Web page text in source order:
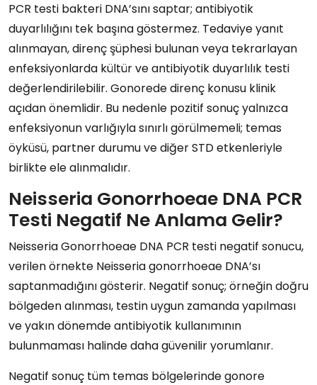
PCR testi bakteri DNA’sını saptar; antibiyotik
duyarlılığını tek başına göstermez. Tedaviye yanıt
alınmayan, direnç şüphesi bulunan veya tekrarlayan
enfeksiyonlarda kültür ve antibiyotik duyarlılık testi
değerlendirilebilir. Gonorede direnç konusu klinik
açıdan önemlidir. Bu nedenle pozitif sonuç yalnızca
enfeksiyonun varlığıyla sınırlı görülmemeli; temas
öyküsü, partner durumu ve diğer STD etkenleriyle
birlikte ele alınmalıdır.
Neisseria Gonorrhoeae DNA PCR
Testi Negatif Ne Anlama Gelir?
Neisseria Gonorrhoeae DNA PCR testi negatif sonucu,
verilen örnekte Neisseria gonorrhoeae DNA’sı
saptanmadığını gösterir. Negatif sonuç; örneğin doğru
bölgeden alınması, testin uygun zamanda yapılması
ve yakın dönemde antibiyotik kullanımının
bulunmaması halinde daha güvenilir yorumlanır.
Negatif sonuç tüm temas bölgelerinde gonore